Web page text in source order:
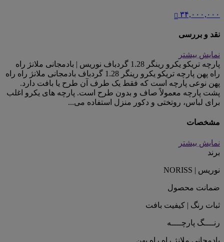
۳۴,۰۰۰,۰۰۰
نقد و بررسی
نمایش بیشتر
پارچه تریکو یکرو رینگر 1.28 گردباف نوریس | بادمجانی ملانژ راه
راه پهن پارچه تریکو یکرو رینگر 1.28 گردباف بادمجانی ملانژ راه راه
پهن نوعی پارچه است که فقط یک طرف آن طرح یا بافت دارد.
پشت پارچه معمولاً صاف و بدون طرح است. پارچه های یکرو اغلب
برای لباس، روتختی و دکور منزل استفاده می...
مشخصات
نمایش بیشتر
برند
نوریس | NORISS
ضمانت محصول
ثبات رنگ | کیفیت بافت
رنــــگ پارچــــه
بادمجانی ملانژ راه راه پهن